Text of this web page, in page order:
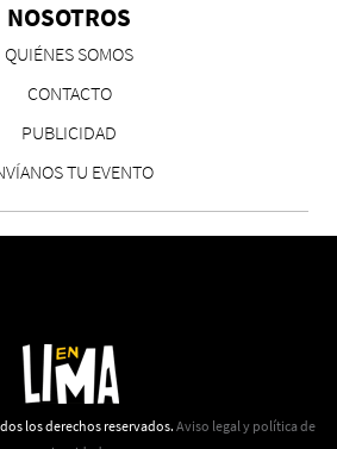
NOSOTROS
QUIÉNES SOMOS
CONTACTO
PUBLICIDAD
TU EVENTO
los derechos reservados. Aviso legal y política de